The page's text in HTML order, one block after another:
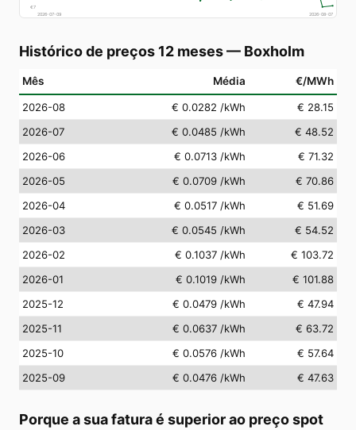
€7
2026-07-09
2026-08-07
Histórico de preços 12 meses— Boxholm
Mês Média €/MWh
2026-08 € 0.0282 /kWh
€ 28.15
2026-07
€ 0.0485 /kWh
€ 48.52
2026-06
€ 0.0713 /kWh
€ 71.32
2026-05
€ 0.0709 /kWh
€ 70.86
2026-04
€ 0.0517 /kWh
€ 51.69
2026-03
€ 0.0545 /kWh
€ 54.52
2026-02
€ 0.1037 /kWh
€ 103.72
2026-01
€ 0.1019 /kWh
€ 101.88
2025-12
€ 0.0479 /kWh
€ 47.94
2025-11
€ 0.0637 /kWh
€ 63.72
2025-10
€ 0.0576 /kWh
€ 57.64
2025-09
€ 0.0476 /kWh € 47.63
Porque a sua fatura é superior ao preço spot